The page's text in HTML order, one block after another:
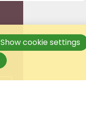
Show cookie settings